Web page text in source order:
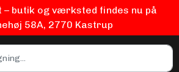
butik og værksted findes nu på
58A, 2770 Kastrup